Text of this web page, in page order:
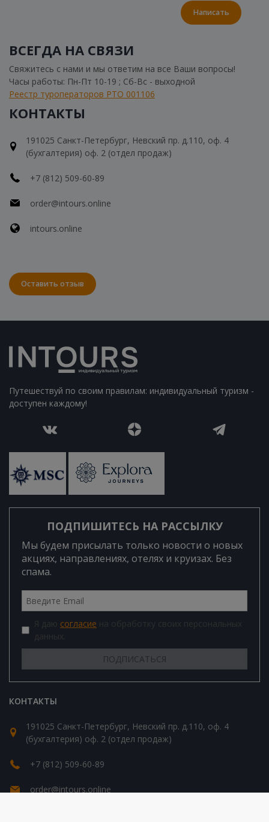
Написать
ВСЕГДА НА СВЯЗИ
Свяжитесь с нами и мы ответим на все Ваши вопросы!
Часы работы: Пн-Пт 10-19 ; Сб-Вс - выходной
Реестр туроператоров РТО 001106
КОНТАКТЫ
191025 Санкт-Петербург, Невский пр. д.110, оф. 4
(бухгалтерия) оф. 2 (отдел продаж)
+7 (812) 509-60-89
order@intours.online
intours.online
Оставить отзыв
Путешествуй по своим правилам: индивидуальный туризм -
доступен каждому!
ПОДПИШИТЕСЬ НА РАССЫЛКУ
Мы будем присылать только новости о новых
акциях, направлениях, отелях и круизах. Без
спама.
Я даю согласие на обработку своих персональных
данных.
КОНТАКТЫ
191025 Санкт-Петербург, Невский пр. д.110, оф. 4
(бухгалтерия) оф. 2 (отдел продаж)
+7 (812) 509-60-89
order@intours.online